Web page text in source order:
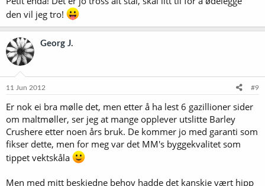
den vil jeg tro!
Georg J.
11 Jun 2012 #9
Er nok ei bra mølle det, men etter å ha lest 6 gazillioner sider
om maltmøller, ser jeg at mange opplever utslitte Barley
Crushere etter noen års bruk. De kommer jo med garanti som
fikser dette, men for meg var det MM's byggekvalitet som
tippet vektskåla
Men med mitt beskjedne behov hadde det kanskje vært hipp